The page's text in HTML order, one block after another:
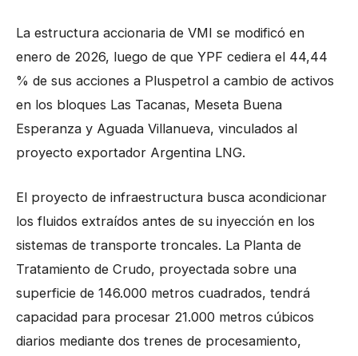
La estructura accionaria de VMI se modificó en
enero de 2026, luego de que YPF cediera el 44,44
% de sus acciones a Pluspetrol a cambio de activos
en los bloques Las Tacanas, Meseta Buena
Esperanza y Aguada Villanueva, vinculados al
proyecto exportador Argentina LNG.
El proyecto de infraestructura busca acondicionar
los fluidos extraídos antes de su inyección en los
sistemas de transporte troncales. La Planta de
Tratamiento de Crudo, proyectada sobre una
superficie de 146.000 metros cuadrados, tendrá
capacidad para procesar 21.000 metros cúbicos
diarios mediante dos trenes de procesamiento,